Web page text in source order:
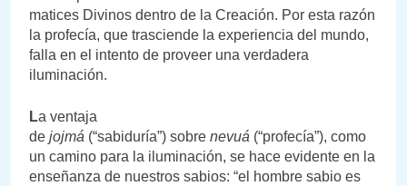
matices Divinos dentro de la Creación. Por esta razón
la profecía, que trasciende la experiencia del mundo,
falla en el intento de proveer una verdadera
iluminación.
La ventaja
de jojmá (“sabiduría”) sobre nevuá (“profecía”), como
un camino para la iluminación, se hace evidente en la
enseñanza de nuestros sabios: “el hombre sabio es